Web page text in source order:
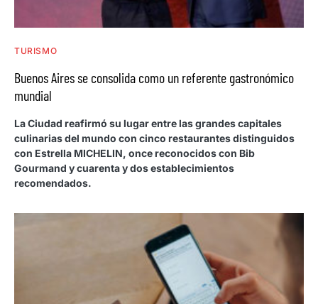
TURISMO
Buenos Aires se consolida como un referente gastronómico
mundial
La Ciudad reafirmó su lugar entre las grandes capitales
culinarias del mundo con cinco restaurantes distinguidos
con Estrella MICHELIN, once reconocidos con Bib
Gourmand y cuarenta y dos establecimientos
recomendados.